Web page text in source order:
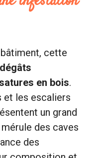
bâtiment, cette
dégâts
en bois.
et les escaliers
un grand
des caves
des